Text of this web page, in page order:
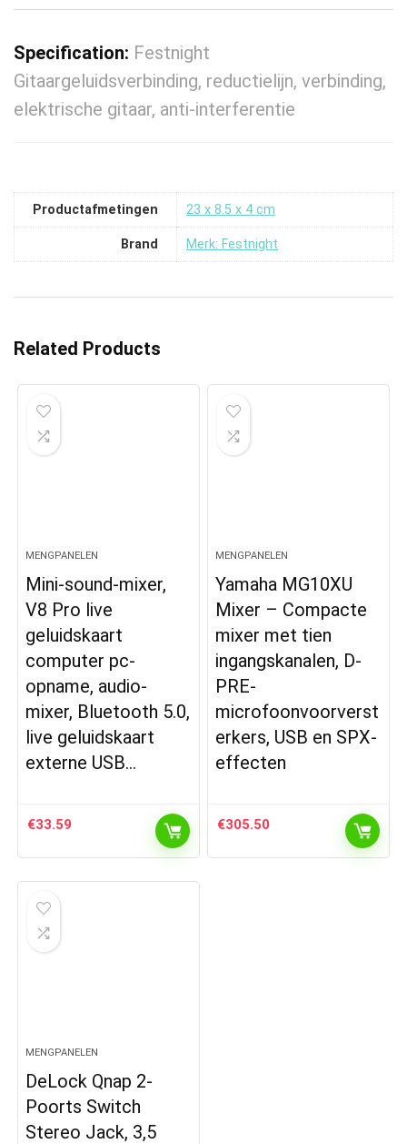
Specification: Festnight
Gitaargeluidsverbinding, reductielijn, verbinding,
elektrische gitaar, anti-interferentie
Productafmetingen ‎23 x 8.5 x 4 cm
Brand Merk: Festnight
Related Products
MENGPANELEN
Mini-sound-mixer,
V8 Pro live
geluidskaart
computer pc-
opname, audio-
mixer, Bluetooth 5.0,
live geluidskaart
externe USB…
€33.59
MENGPANELEN
Yamaha MG10XU
Mixer – Compacte
mixer met tien
ingangskanalen, D-
PRE-
microfoonvoorverst
erkers, USB en SPX-
effecten
€305.50
MENGPANELEN
DeLock Qnap 2-
Poorts Switch
Stereo Jack, 3,5